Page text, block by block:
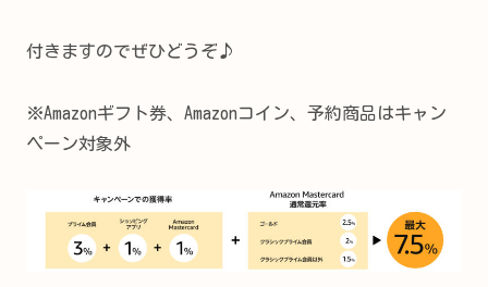
付きますのでぜひどうぞ♪
※Amazonギフト券、Amazonコイン、予約商品はキャン
ペーン対象外